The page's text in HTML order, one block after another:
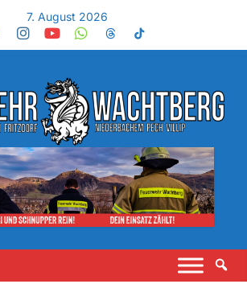
7. August 2026